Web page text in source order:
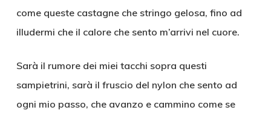
come queste castagne che stringo gelosa, fino ad
illudermi che il calore che sento m’arrivi nel cuore.
Sarà il rumore dei miei tacchi sopra questi
sampietrini, sarà il fruscio del nylon che sento ad
ogni mio passo, che avanzo e cammino come se